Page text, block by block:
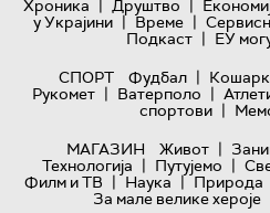
Хроника | Друштво |
у Украјини | Време |
Подкаст | ЕУ
СПОРТ
Фудбал |
Рукомет | Ватерполо |
спортови |
МАГАЗИН
Живот |
Технологијa | Путујемо |
Филм и ТВ | Наука | Природа
За мале велике хероје